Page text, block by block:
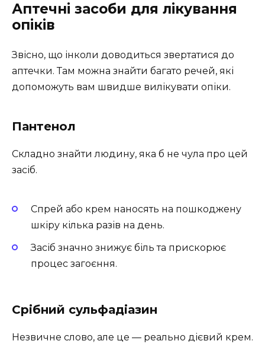
Аптечні засоби для лікування
опіків
Звісно, що інколи доводиться звертатися до
аптечки. Там можна знайти багато речей, які
допоможуть вам швидше вилікувати опіки.
Пантенол
Складно знайти людину, яка б не чула про цей
засіб.
Спрей або крем наносять на пошкоджену
шкіру кілька разів на день.
Засіб значно знижує біль та прискорює
процес загоєння.
Срібний сульфадіазин
Незвичне слово, але це — реально дієвий крем.